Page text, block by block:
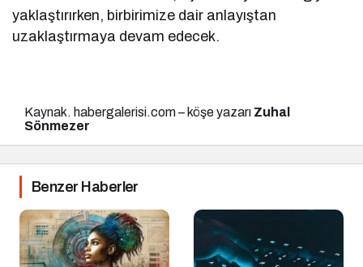
yaklaştırırken, birbirimize dair anlayıştan
uzaklaştırmaya devam edecek.
Kaynak. habergalerisi.com – köşe yazarı Zuhal
Sönmezer
Benzer Haberler